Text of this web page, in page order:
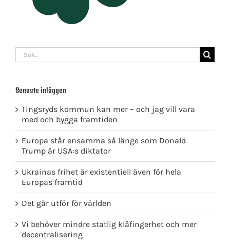
Sök
efter:
Senaste inläggen
Tingsryds kommun kan mer – och jag vill vara
med och bygga framtiden
Europa står ensamma så länge som Donald
Trump är USA:s diktator
Ukrainas frihet är existentiell även för hela
Europas framtid
Det går utför för världen
Vi behöver mindre statlig klåfingerhet och mer
decentralisering